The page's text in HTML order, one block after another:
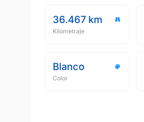
36.467 km
Kilometraje
Blanco
Color